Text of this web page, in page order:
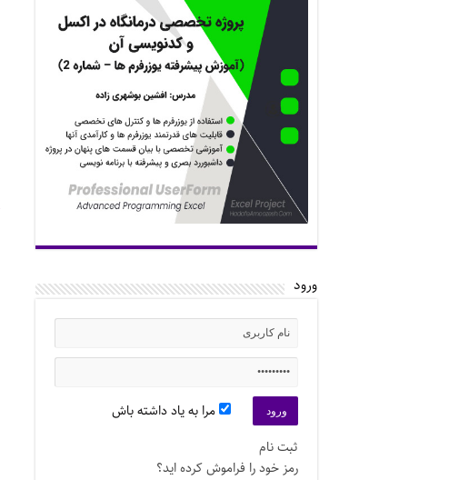
ورود
مرا به یاد داشته باش
ثبت نام
رمز خود را فراموش کرده اید؟